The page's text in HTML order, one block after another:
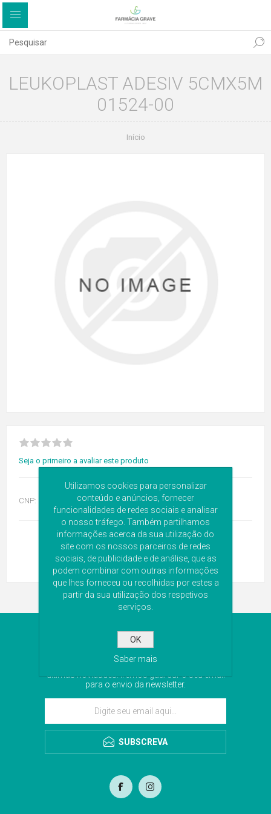
LEUKOPLAST ADESIV 5CMX5M
01524-00
Início
Seja o primeiro a avaliar este produto
CNP:
NEWSLETTER
Subscreva a nossa newsletter para receber as
últimas novidades. Iremos guardar o seu email
para o envio da newsletter.
SUBSCREVA
Utilizamos cookies para personalizar
conteúdo e anúncios, fornecer
funcionalidades de redes sociais e analisar
o nosso tráfego. Também partilhamos
informações acerca da sua utilização do
site com os nossos parceiros de redes
sociais, de publicidade e de análise, que as
podem combinar com outras informações
que lhes forneceu ou recolhidas por estes a
partir da sua utilização dos respetivos
serviços.
OK
Saber mais